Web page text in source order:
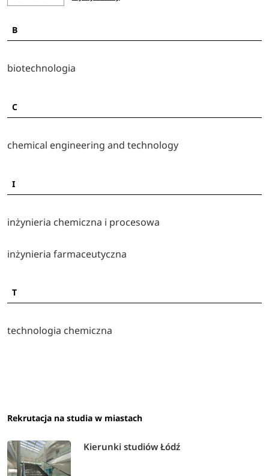
B
biotechnologia
C
chemical engineering and technology
I
inżynieria chemiczna i procesowa
inżynieria farmaceutyczna
T
technologia chemiczna
Rekrutacja na studia w miastach
Kierunki studiów Łódź